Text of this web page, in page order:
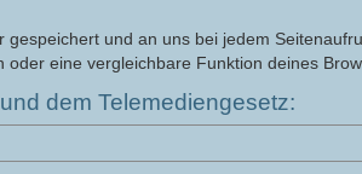
und an uns bei jedem
eine vergleichbare Funktion deines
dem Telemediengesetz: